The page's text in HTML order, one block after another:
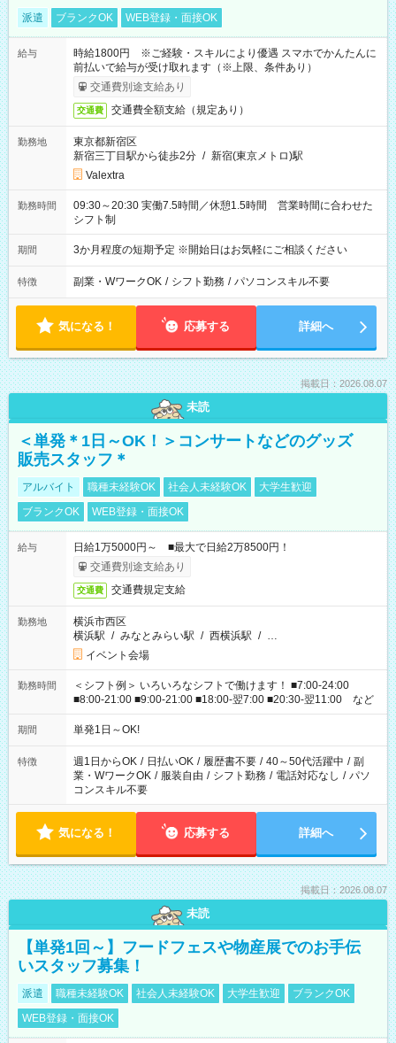
派遣 ブランクOK WEB登録・面接OK
給与
時給1800円 ※ご経験・スキルにより優遇 スマホでかんたんに
前払いで給与が受け取れます（※上限、条件あり）
交通費別途支給あり
交通費 交通費全額支給（規定あり）
勤務地
東京都新宿区
新宿三丁目駅から徒歩2分 / 新宿(東京メトロ)駅
Valextra
勤務時間
09:30～20:30 実働7.5時間／休憩1.5時間 営業時間に合わせた
シフト制
期間 3か月程度の短期予定 ※開始日はお気軽にご相談ください
特徴 副業・WワークOK / シフト勤務 / パソコンスキル不要
気になる！ 応募する 詳細へ
掲載日：2026.08.07
未読
＜単発＊1日～OK！＞コンサートなどのグッズ
販売スタッフ＊
アルバイト 職種未経験OK 社会人未経験OK
大学生歓迎
ブランクOK
WEB登録・面接OK
給与
日給1万5000円～ ■最大で日給2万8500円！
交通費別途支給あり
交通費 交通費規定支給
勤務地
横浜市西区
横浜駅 / みなとみらい駅 / 西横浜駅 / …
イベント会場
勤務時間
＜シフト例＞ いろいろなシフトで働けます！ ■7:00-24:00
■8:00-21:00 ■9:00-21:00 ■18:00-翌7:00 ■20:30-翌11:00 など
期間 単発1日～OK!
特徴 週1日からOK / 日払いOK / 履歴書不要 / 40～50代活躍中 / 副
業・WワークOK / 服装自由 / シフト勤務 / 電話対応なし / パソ
コンスキル不要
気になる！ 応募する 詳細へ
掲載日：2026.08.07
未読
【単発1回～】フードフェスや物産展でのお手伝
いスタッフ募集！
派遣 職種未経験OK 社会人未経験OK 大学生歓迎
ブランクOK
WEB登録・面接OK